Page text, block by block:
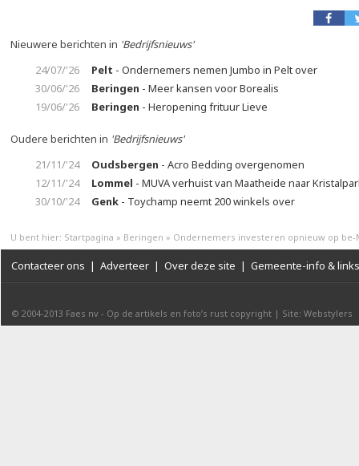
Nieuwere berichten in 'Bedrijfsnieuws'
24/07/'26
Pelt - Ondernemers nemen Jumbo in Pelt over
30/06/'26
Beringen - Meer kansen voor Borealis
19/06/'26
Beringen - Heropening frituur Lieve
Oudere berichten in 'Bedrijfsnieuws'
21/11/'24
Oudsbergen - Acro Bedding overgenomen
12/11/'24
Lommel - MUVA verhuist van Maatheide naar
30/10/'24
Genk - Toychamp neemt 200 winkels over
U bent hier: Startpagina » Beringen » Ondernemers investeren opnieuw op be-
Contacteer ons | Adverteer | Over deze site | Gemeente-info & links
© 2004-2013 Faes nv - Op de artikels en foto’s rust copyright | Site: Webstylers